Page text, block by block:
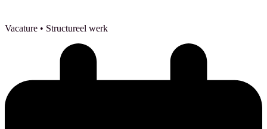
Vacature • Structureel werk